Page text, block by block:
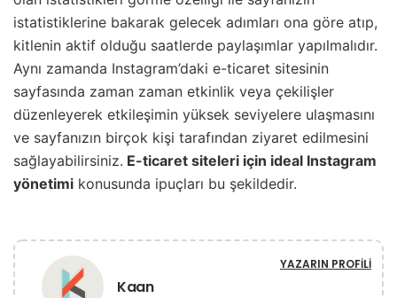
istatistiklerine bakarak gelecek adımları ona göre atıp,
kitlenin aktif olduğu saatlerde paylaşımlar yapılmalıdır.
Aynı zamanda Instagram’daki e-ticaret sitesinin
sayfasında zaman zaman etkinlik veya çekilişler
düzenleyerek etkileşimin yüksek seviyelere ulaşmasını
ve sayfanızın birçok kişi tarafından ziyaret edilmesini
sağlayabilirsiniz. E-ticaret siteleri için ideal Instagram
yönetimi konusunda ipuçları bu şekildedir.
Kaan
YAZARIN PROFILI